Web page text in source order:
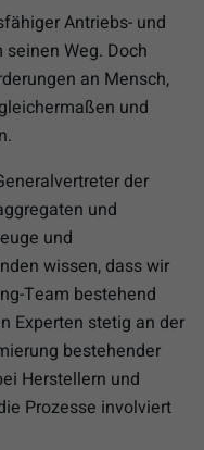
Antriebs- und
Weg. Doch
an Mensch,
und
der
und
und
wissen, dass wir
Team bestehend
Experten stetig an der
bestehender
Herstellern und
Prozesse involviert